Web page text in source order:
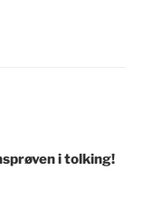
i tolking!